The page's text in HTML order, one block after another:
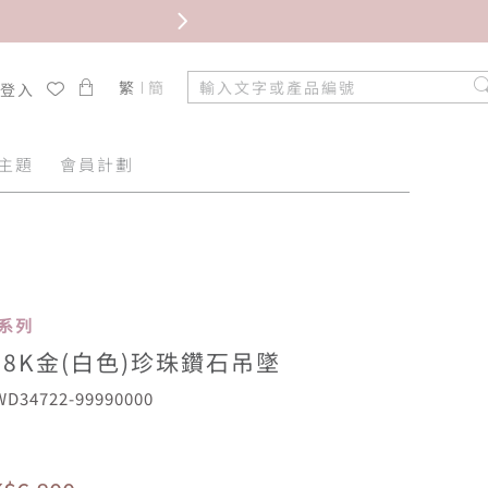
入 繁 簡
題 會員計劃
列
金(白色)珍珠鑽石吊墜
99990000